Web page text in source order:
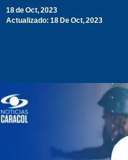
18 de Oct, 2023
Actualizado: 18 De Oct, 2023